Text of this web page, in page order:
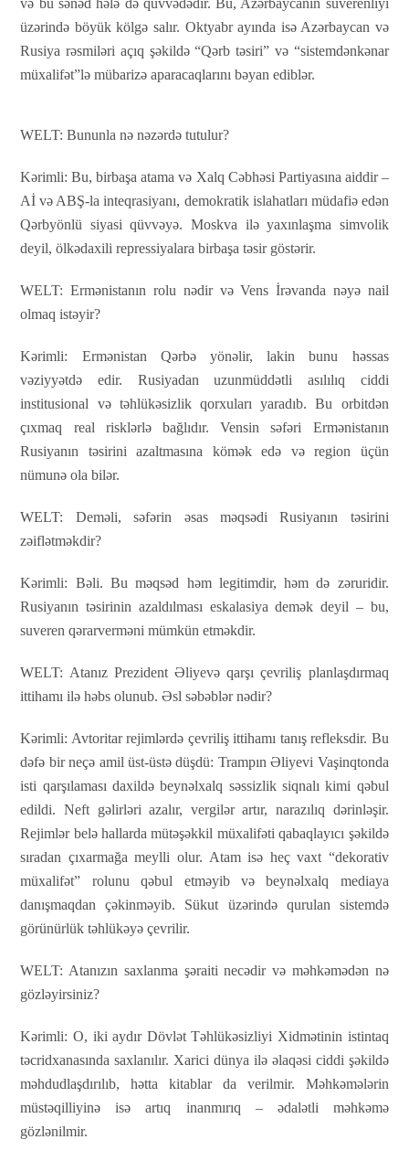
və bu sənəd hələ də qüvvədədir. Bu, Azərbaycanın suverenliyi
üzərində böyük kölgə salır. Oktyabr ayında isə Azərbaycan və
Rusiya rəsmiləri açıq şəkildə “Qərb təsiri” və “sistemdənkənar
müxalifət”lə mübarizə aparacaqlarını bəyan ediblər.
WELT: Bununla nə nəzərdə tutulur?
Kərimli: Bu, birbaşa atama və Xalq Cəbhəsi Partiyasına aiddir –
Aİ və ABŞ-la inteqrasiyanı, demokratik islahatları müdafiə edən
Qərbyönlü siyasi qüvvəyə. Moskva ilə yaxınlaşma simvolik
deyil, ölkədaxili repressiyalara birbaşa təsir göstərir.
WELT: Ermənistanın rolu nədir və Vens İrəvanda nəyə nail
olmaq istəyir?
Kərimli: Ermənistan Qərbə yönəlir, lakin bunu həssas
vəziyyətdə edir. Rusiyadan uzunmüddətli asılılıq ciddi
institusional və təhlükəsizlik qorxuları yaradıb. Bu orbitdən
çıxmaq real risklərlə bağlıdır. Vensin səfəri Ermənistanın
Rusiyanın təsirini azaltmasına kömək edə və region üçün
nümunə ola bilər.
WELT: Deməli, səfərin əsas məqsədi Rusiyanın təsirini
zəiflətməkdir?
Kərimli: Bəli. Bu məqsəd həm legitimdir, həm də zəruridir.
Rusiyanın təsirinin azaldılması eskalasiya demək deyil – bu,
suveren qərarverməni mümkün etməkdir.
WELT: Atanız Prezident Əliyevə qarşı çevriliş planlaşdırmaq
ittihamı ilə həbs olunub. Əsl səbəblər nədir?
Kərimli: Avtoritar rejimlərdə çevriliş ittihamı tanış refleksdir. Bu
dəfə bir neçə amil üst-üstə düşdü: Trampın Əliyevi Vaşinqtonda
isti qarşılaması daxildə beynəlxalq səssizlik siqnalı kimi qəbul
edildi. Neft gəlirləri azalır, vergilər artır, narazılıq dərinləşir.
Rejimlər belə hallarda mütəşəkkil müxalifəti qabaqlayıcı şəkildə
sıradan çıxarmağa meylli olur. Atam isə heç vaxt “dekorativ
müxalifət” rolunu qəbul etməyib və beynəlxalq mediaya
danışmaqdan çəkinməyib. Sükut üzərində qurulan sistemdə
görünürlük təhlükəyə çevrilir.
WELT: Atanızın saxlanma şəraiti necədir və məhkəmədən nə
gözləyirsiniz?
Kərimli: O, iki aydır Dövlət Təhlükəsizliyi Xidmətinin istintaq
təcridxanasında saxlanılır. Xarici dünya ilə əlaqəsi ciddi şəkildə
məhdudlaşdırılıb, hətta kitablar da verilmir. Məhkəmələrin
müstəqilliyinə isə artıq inanmırıq – ədalətli məhkəmə
gözlənilmir.